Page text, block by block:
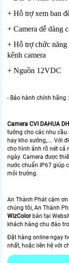
+ Hỗ trợ xem ban
+ Camera dễ dàng
+ Hỗ trợ chức năng
kênh camera
+ Nguồn 12VDC
- Bảo hành chính hãng :
Camera CVI DAHUA
tưởng cho các nhu
hay kho xưởng,.... Với
cho hình ảnh rõ nét cả
ngày. Camera được
nước chuẩn IP67 giúp
môi trường.
An Thành Phát cám
chúng tôi, An Thành
WizColor bán tại
khách hàng chu đáo
Đặt hàng online ngay
nhất, hoặc liên hệ với